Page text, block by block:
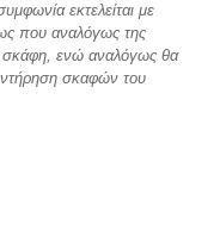
εκτελείται με
που αναλόγως της
σκάφη, ενώ αναλόγως θα
σκαφών του